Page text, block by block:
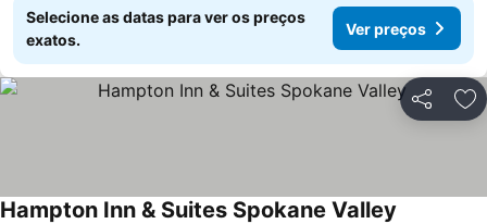
Selecione as datas para ver os preços
exatos.
Ver preços
Partilhar
Hampton Inn & Suites Spokane Valley